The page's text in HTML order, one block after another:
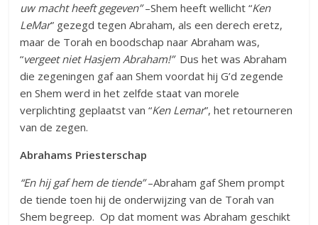
uw macht heeft gegeven”–Shem heeft wellicht “Ken
LeMar” gezegd tegen Abraham, als een derech eretz,
maar de Torah en boodschap naar Abraham was,
“vergeet niet Hasjem Abraham!” Dus het was Abraham
die zegeningen gaf aan Shem voordat hij G’d zegende
en Shem werd in het zelfde staat van morele
verplichting geplaatst van “Ken Lemar”, het retourneren
van de zegen.
Abrahams Priesterschap
“En hij gaf hem de tiende”–Abraham gaf Shem prompt
de tiende toen hij de onderwijzing van de Torah van
Shem begreep. Op dat moment was Abraham geschikt